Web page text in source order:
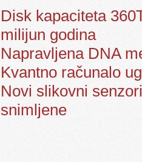
Disk kapaciteta
milijun godina
Napravljena DNA
Kvantno računalo
Novi slikovni
snimljene